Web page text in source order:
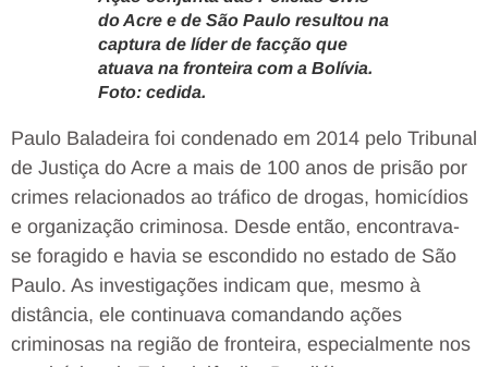
do Acre e de São Paulo resultou na
captura de líder de facção que
atuava na fronteira com a Bolívia.
Foto: cedida.
Paulo Baladeira foi condenado em 2014 pelo Tribunal
de Justiça do Acre a mais de 100 anos de prisão por
crimes relacionados ao tráfico de drogas, homicídios
e organização criminosa. Desde então, encontrava-
se foragido e havia se escondido no estado de São
Paulo. As investigações indicam que, mesmo à
distância, ele continuava comandando ações
criminosas na região de fronteira, especialmente nos